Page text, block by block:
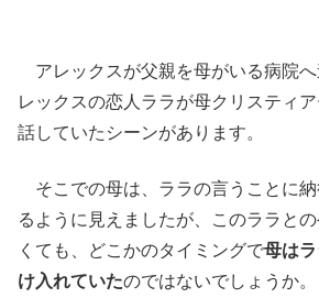
アレックスが父親を母がいる病院
レックスの恋人ララが母クリスティ
話していたシーンがあります。
そこでの母は、ララの言うことに
るように見えましたが、このララと
くても、どこかのタイミングで母は
け入れていたのではないでしょうか。